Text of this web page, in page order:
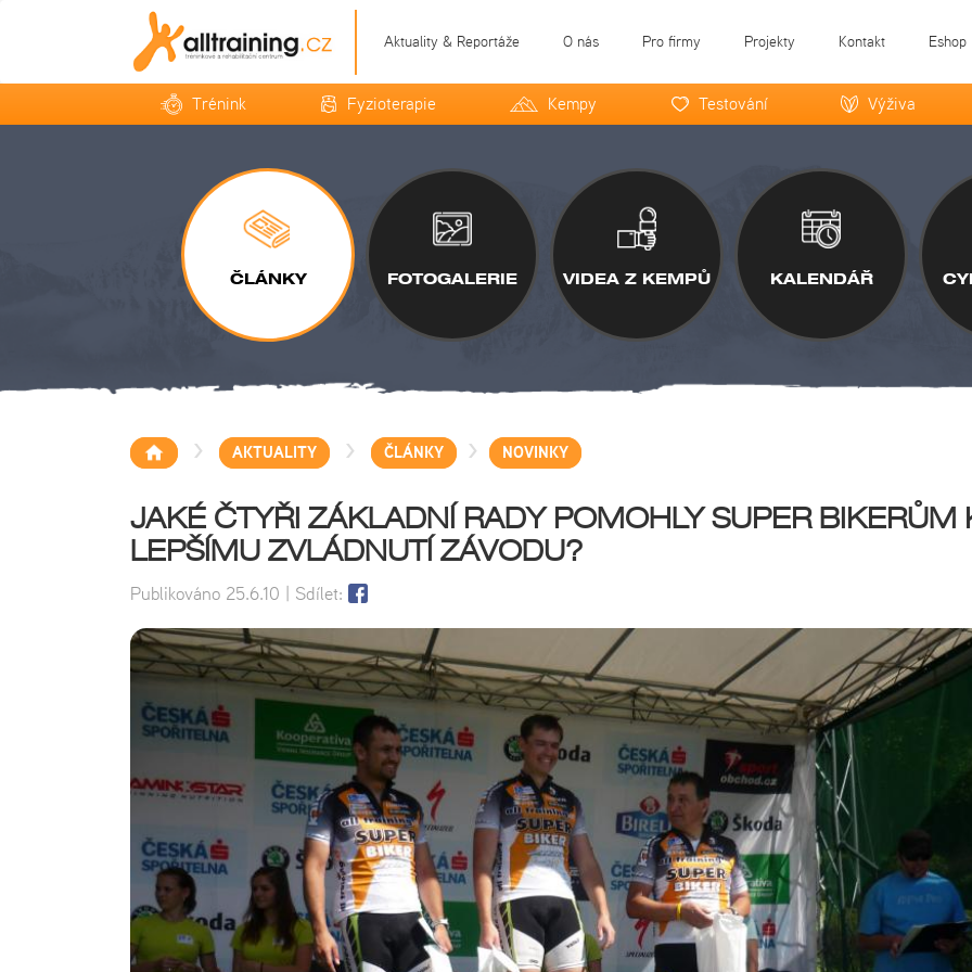
Aktuality & Reportáže O nás Pro firmy Projekty Kontakt Eshop
Trénink Fyzioterapie Kempy Testování Výživa
ČLÁNKY FOTOGALERIE VIDEA Z KEMPŮ KALENDÁŘ
> AKTUALITY > ČLÁNKY > NOVINKY
JAKÉ ČTYŘI ZÁKLADNÍ RADY POMOHLY SUPER BIKERŮM
LEPŠÍMU ZVLÁDNUTÍ ZÁVODU?
Publikováno 25.6.10 | Sdílet: